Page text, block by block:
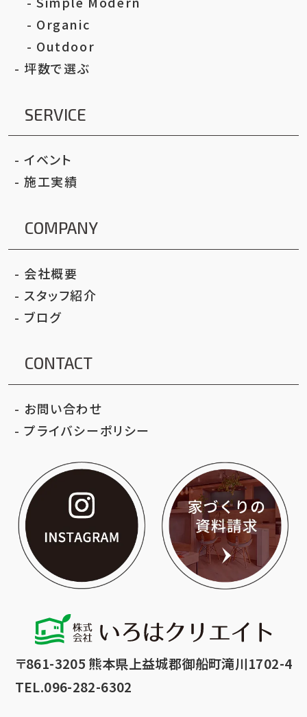
Organic
Outdoor
坪数で選ぶ
SERVICE
イベント
施工実績
COMPANY
会社概要
スタッフ紹介
ブログ
CONTACT
お問い合わせ
プライバシーポリシー
〒861-3205 熊本県上益城郡御船町滝川1702-4
TEL.096-282-6302
いろはクリエイト公